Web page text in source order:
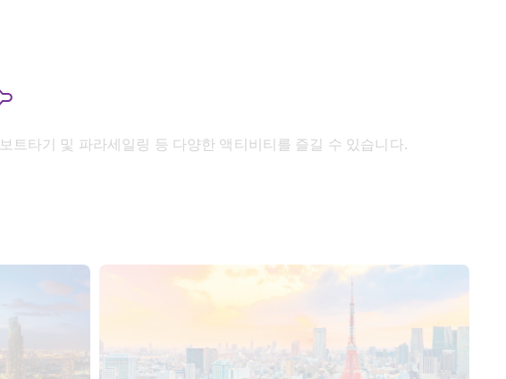
트타기 및 파라세일링 등 다양한 액티비티를 즐길 수 있습니다.